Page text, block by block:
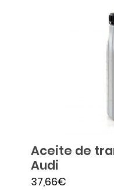
Aceite de
Audi
37,66€